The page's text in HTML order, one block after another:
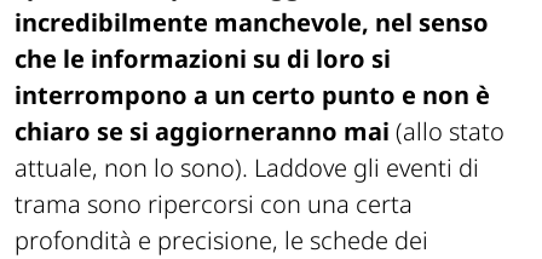
incredibilmente manchevole, nel senso
che le informazioni su di loro si
interrompono a un certo punto e non è
chiaro se si aggiorneranno mai (allo stato
attuale, non lo sono). Laddove gli eventi di
trama sono ripercorsi con una certa
profondità e precisione, le schede dei